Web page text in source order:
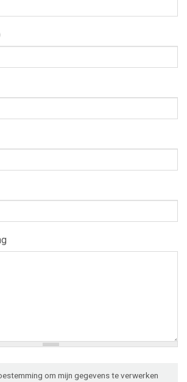
om mijn gegevens te verwerken